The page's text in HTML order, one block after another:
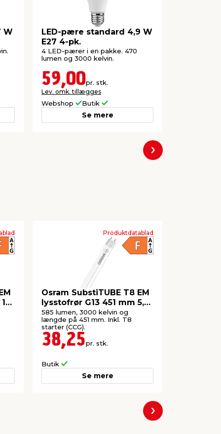
W
LED-pære standard 4,9 W
E27 4-pk.
4 LED-pærer i en pakke. 470
lumen og 3000 kelvin.
59,00pr. stk.
Lev. omk. tillægges
Webshop Butik
Se mere
Næste
Produktdatablad
Osram SubstiTUBE T8 EM
lysstofrør G13 451 mm 5,4
W
585 lumen, 3000 kelvin og
længde på 451 mm. Inkl. T8
starter (CCG).
38,25pr. stk.
Butik
Se mere
Næste